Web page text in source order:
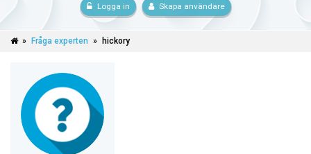
Logga in Skapa användare
» Fråga experten » hickory